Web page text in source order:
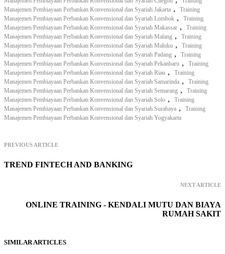
Manajemen Pembiayaan Perbankan Konvensional dan Syariah Jakarta ,
Training
Manajemen Pembiayaan Perbankan Konvensional dan Syariah Lombok ,
Training
Manajemen Pembiayaan Perbankan Konvensional dan Syariah Makassar ,
Training
Manajemen Pembiayaan Perbankan Konvensional dan Syariah Malang ,
Training
Manajemen Pembiayaan Perbankan Konvensional dan Syariah Maluku ,
Training
Manajemen Pembiayaan Perbankan Konvensional dan Syariah Padang ,
Training
Manajemen Pembiayaan Perbankan Konvensional dan Syariah Pekanbaru ,
Training
Manajemen Pembiayaan Perbankan Konvensional dan Syariah Riau ,
Training
Manajemen Pembiayaan Perbankan Konvensional dan Syariah Samarinda ,
Training
Manajemen Pembiayaan Perbankan Konvensional dan Syariah Semarang ,
Training
Manajemen Pembiayaan Perbankan Konvensional dan Syariah Solo ,
Training
Manajemen Pembiayaan Perbankan Konvensional dan Syariah Surabaya ,
Training
Manajemen Pembiayaan Perbankan Konvensional dan Syariah Yogyakarta
PREVIOUS ARTICLE
TREND FINTECH AND BANKING
NEXT ARTICLE
ONLINE TRAINING - KENDALI MUTU DAN BIAYA
RUMAH SAKIT
SIMILAR ARTICLES